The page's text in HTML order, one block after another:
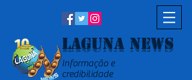
Laguna News
Informação e
credibilidade